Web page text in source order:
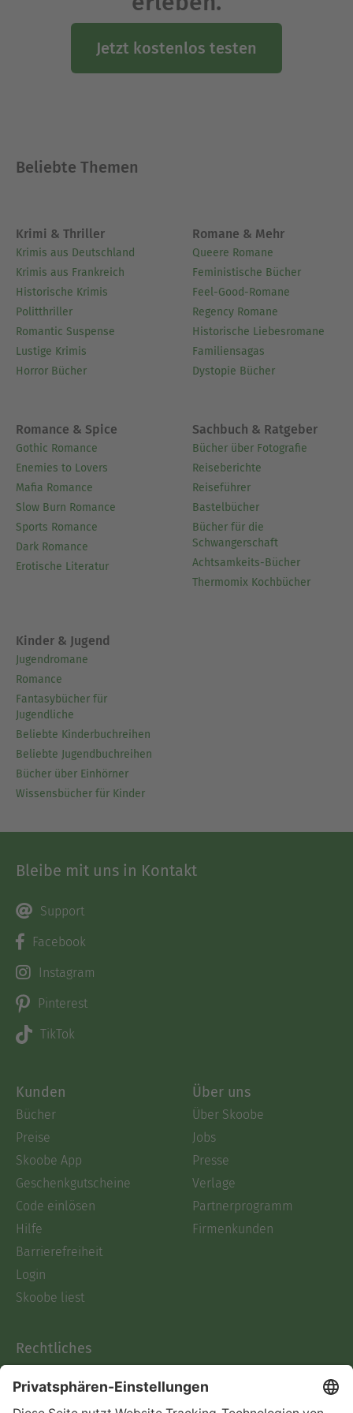
Jetzt kostenlos testen
Beliebte Themen
Krimi & Thriller
Krimis aus Deutschland
Krimis aus Frankreich
Historische Krimis
Politthriller
Romantic Suspense
Lustige Krimis
Horror Bücher
Romane & Mehr
Queere Romane
Feministische Bücher
Feel-Good-Romane
Regency Romane
Historische Liebesromane
Familiensagas
Dystopie Bücher
Romance & Spice
Gothic Romance
Enemies to Lovers
Mafia Romance
Slow Burn Romance
Sports Romance
Dark Romance
Erotische Literatur
Sachbuch & Ratgeber
Bücher über Fotografie
Reiseberichte
Reiseführer
Bastelbücher
Bücher für die
Schwangerschaft
Achtsamkeits-Bücher
Thermomix Kochbücher
Kinder & Jugend
Jugendromane
Romance
Fantasybücher für
Jugendliche
Beliebte Kinderbuchreihen
Beliebte Jugendbuchreihen
Bücher über Einhörner
Wissensbücher für Kinder
Bleibe mit uns in Kontakt
Support
Facebook
Instagram
Pinterest
TikTok
Kunden
Bücher
Preise
Skoobe App
Geschenkgutscheine
Code einlösen
Hilfe
Barrierefreiheit
Login
Skoobe liest
Über uns
Über Skoobe
Jobs
Presse
Verlage
Partnerprogramm
Firmenkunden
Rechtliches
AGB